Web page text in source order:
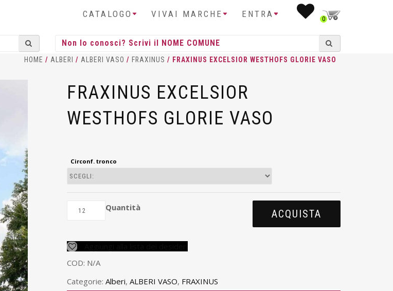
CATALOGO VIVAI MARCHE ENTRA 0
HOME / ALBERI / ALBERI VASO / FRAXINUS / FRAXINUS EXCELSIOR WESTHOFS GLORIE VASO
FRAXINUS EXCELSIOR
WESTHOFS GLORIE VASO
Circonf. tronco
Quantità
ACQUISTA
COD: N/A
Categorie: Alberi, ALBERI VASO, FRAXINUS